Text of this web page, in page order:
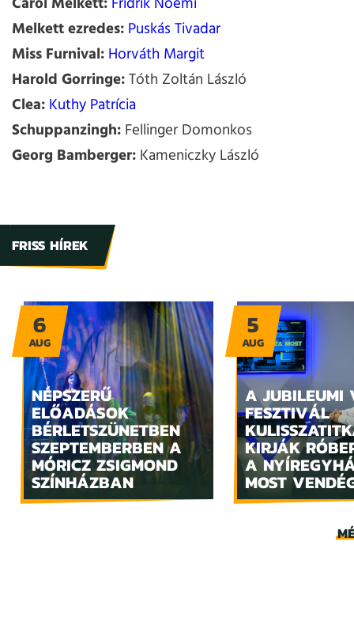
Melkett ezredes:Puskás Tivadar
Miss Furnival:Horváth Margit
Harold Gorringe:Tóth Zoltán László
Clea:Kuthy Patrícia
Schuppanzingh:Fellinger Domonkos
Georg Bamberger:Kameniczky László
FRISS HÍREK
NÉPSZERŰ
ELŐADÁSOK
BÉRLETSZÜNETBEN
SZEPTEMBERBEN A
MÓRICZ ZSIGMOND
SZÍNHÁZBAN
6
AUG
A JUBILEUMI
FESZTIVÁL
KIRJÁK
A
MOST
5
AUG